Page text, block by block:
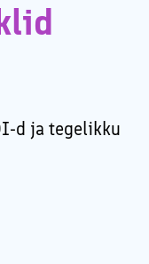
d ja tegelikku